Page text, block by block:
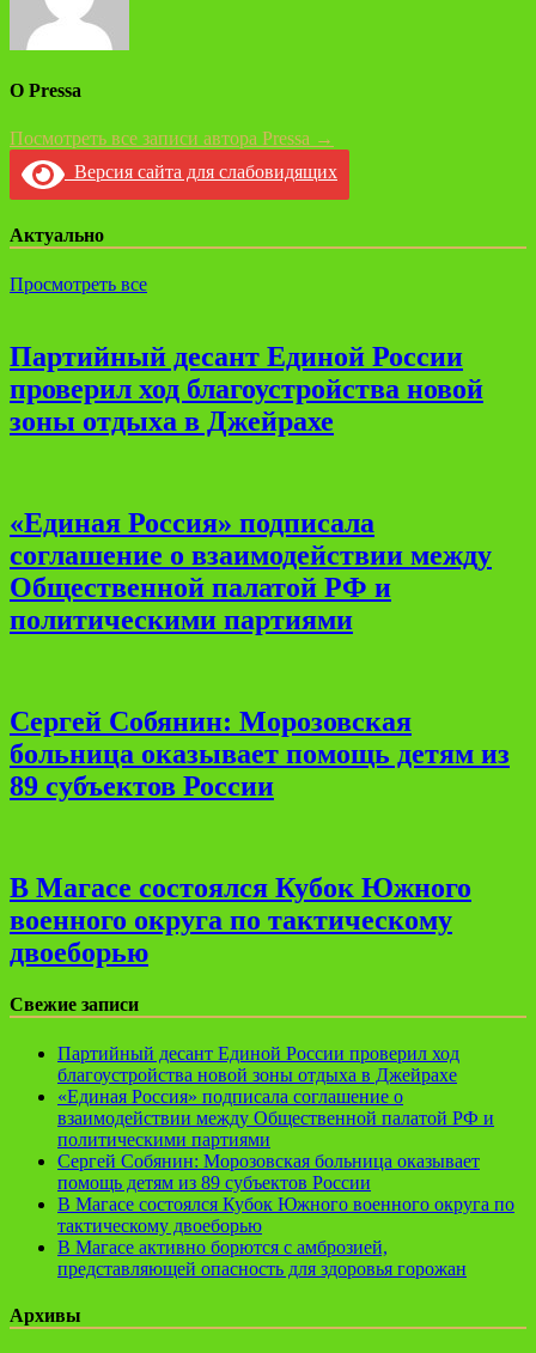
О Pressa
Посмотреть все записи автора Pressa →
Версия сайта для слабовидящих
Актуально
Просмотреть все
Партийный десант Единой России
проверил ход благоустройства новой
зоны отдыха в Джейрахе
«Единая Россия» подписала
соглашение о взаимодействии между
Общественной палатой РФ и
политическими партиями
Сергей Собянин: Морозовская
больница оказывает помощь детям из
89 субъектов России
В Магасе состоялся Кубок Южного
военного округа по тактическому
двоеборью
Свежие записи
Партийный десант Единой России проверил ход
благоустройства новой зоны отдыха в Джейрахе
«Единая Россия» подписала соглашение о
взаимодействии между Общественной палатой РФ и
политическими партиями
Сергей Собянин: Морозовская больница оказывает
помощь детям из 89 субъектов России
В Магасе состоялся Кубок Южного военного округа по
тактическому двоеборью
В Магасе активно борются с амброзией,
представляющей опасность для здоровья горожан
Архивы